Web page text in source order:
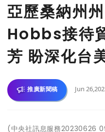
亞歷桑納州
Hobbs接待
芳 盼深化台
推廣新聞稿 Jun
(中央社訊息服務20230626